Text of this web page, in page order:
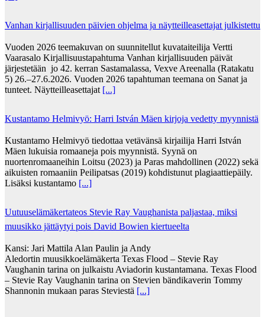
Vanhan kirjallisuuden päivien ohjelma ja näytteilleasettajat julkistettu
Vuoden 2026 teemakuvan on suunnitellut kuvataiteilija Vertti
Vaarasalo Kirjallisuustapahtuma Vanhan kirjallisuuden päivät
järjestetään jo 42. kerran Sastamalassa, Vexve Areenalla (Ratakatu
5) 26.–27.6.2026. Vuoden 2026 tapahtuman teemana on Sanat ja
tunteet. Näytteilleasettajat [...]
Kustantamo Helmivyö: Harri István Mäen kirjoja vedetty myynnistä
Kustantamo Helmivyö tiedottaa vetävänsä kirjailija Harri István
Mäen lukuisia romaaneja pois myynnistä. Syynä on
nuortenromaaneihin Loitsu (2023) ja Paras mahdollinen (2022) sekä
aikuisten romaaniin Peilipatsas (2019) kohdistunut plagiaattiepäily.
Lisäksi kustantamo [...]
Uutuuselämäkertateos Stevie Ray Vaughanista paljastaa, miksi
muusikko jättäytyi pois David Bowien kiertueelta
Kansi: Jari Mattila Alan Paulin ja Andy
Aledortin muusikkoelämäkerta Texas Flood – Stevie Ray
Vaughanin tarina on julkaistu Aviadorin kustantamana. Texas Flood
– Stevie Ray Vaughanin tarina on Stevien bändikaverin Tommy
Shannonin mukaan paras Steviestä [...]